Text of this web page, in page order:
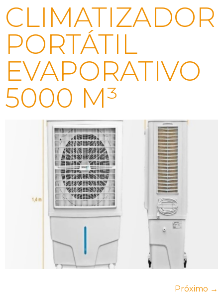
CLIMATIZADOR
PORTÁTIL
EVAPORATIVO
5000 M³
Próximo →